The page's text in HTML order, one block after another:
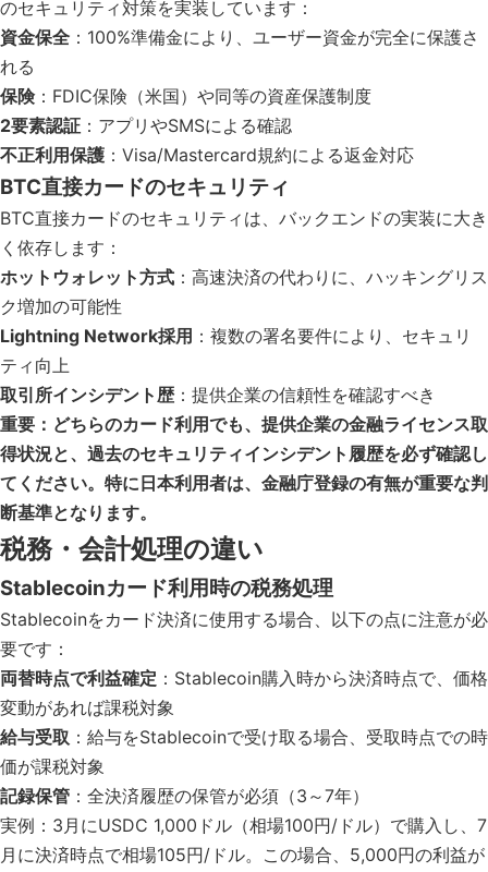
のセキュリティ対策を実装しています：
資金保全 ：100%準備金により、ユーザー資金が完全に保護さ
れる
保険：FDIC保険（米国）や同等の資産保護制度
2要素認証 ：アプリやSMSによる確認
不正利用保護 ：Visa/Mastercard規約による返金対応
BTC直接カードのセキュリティ
BTC直接カードのセキュリティは、バックエンドの実装に大き
く依存します：
ホットウォレット方式 ：高速決済の代わりに、ハッキングリス
ク増加の可能性
Lightning Network採用 ：複数の署名要件により、セキュリ
ティ向上
取引所インシデント歴 ：提供企業の信頼性を確認すべき
重要：どちらのカード利用でも、提供企業の金融ライセンス取
得状況と、過去のセキュリティインシデント履歴を必ず確認し
てください。特に日本利用者は、金融庁登録の有無が重要な判
断基準となります。
税務・会計処理の違い
Stablecoinカード利用時の税務処理
Stablecoinをカード決済に使用する場合、以下の点に注意が必
要です：
両替時点で利益確定 ：Stablecoin購入時から決済時点で、価格
変動があれば課税対象
給与受取 ：給与をStablecoinで受け取る場合、受取時点での時
価が課税対象
記録保管 ：全決済履歴の保管が必須（3～7年）
実例：3月にUSDC 1,000ドル（相場100円/ドル）で購入し、7
月に決済時点で相場105円/ドル。この場合、5,000円の利益が